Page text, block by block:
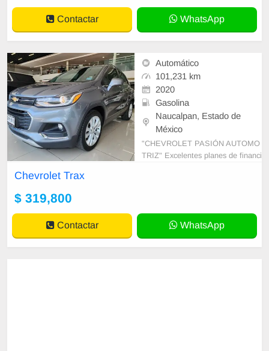
Contactar WhatsApp
Automático
101,231 km
2020
Gasolina
Naucalpan, Estado de
México
"CHEVROLET PASIÓN AUTOMO
TRIZ" Excelentes planes de financi
Chevrolet Trax
$ 319,800
Contactar WhatsApp